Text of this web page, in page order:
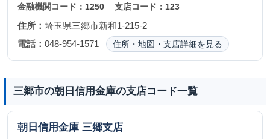
金融機関コード： 1250 支店コード： 123
住所： 埼玉県三郷市新和1-215-2
電話： 048-954-1571 住所・地図・支店詳細を見る
三郷市の朝日信用金庫の支店コード一覧
朝日信用金庫 三郷支店